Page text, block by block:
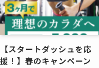
【スタートダッシュを応
援！】春のキャンペーン